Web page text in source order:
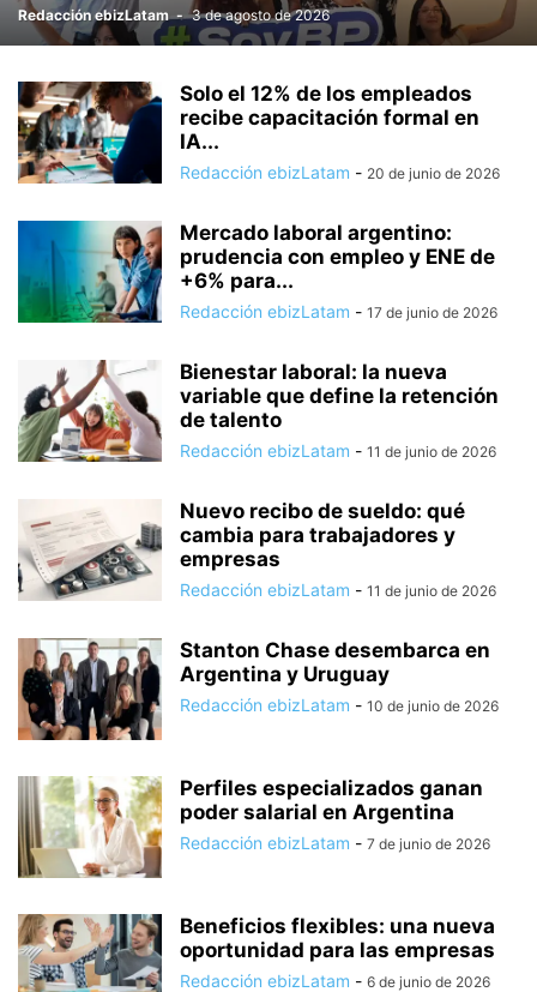
Redacción ebizLatam - 3 de agosto de 2026
Solo el 12% de los empleados
recibe capacitación formal en
IA...
Redacción ebizLatam - 20 de junio de 2026
Mercado laboral argentino:
prudencia con empleo y ENE de
+6% para...
Redacción ebizLatam - 17 de junio de 2026
Bienestar laboral: la nueva
variable que define la retención
de talento
Redacción ebizLatam - 11 de junio de 2026
Nuevo recibo de sueldo: qué
cambia para trabajadores y
empresas
Redacción ebizLatam - 11 de junio de 2026
Stanton Chase desembarca en
Argentina y Uruguay
Redacción ebizLatam - 10 de junio de 2026
Perfiles especializados ganan
poder salarial en Argentina
Redacción ebizLatam - 7 de junio de 2026
Beneficios flexibles: una nueva
oportunidad para las empresas
Redacción ebizLatam - 6 de junio de 2026